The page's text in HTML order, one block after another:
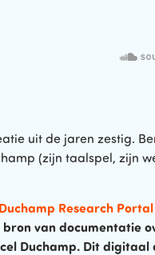
uit de jaren zestig.
(zijn taalspel, zijn
Duchamp Research Portal
bron van documentatie
Duchamp. Dit digitaal